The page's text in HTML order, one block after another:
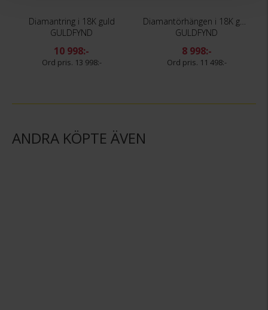
Diamantring i 18K guld
GULDFYND
10 998:-
13 998:-
Diamantörhängen i 18K guld
GULDFYND
8 998:-
11 498:-
ANDRA KÖPTE ÄVEN